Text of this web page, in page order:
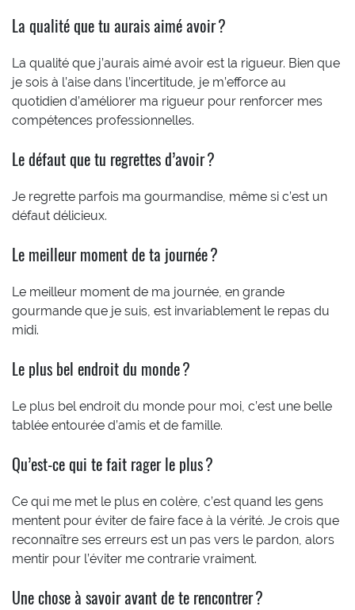
La qualité que tu aurais aimé avoir ?
La qualité que j’aurais aimé avoir est la rigueur. Bien que
je sois à l’aise dans l’incertitude, je m’efforce au
quotidien d’améliorer ma rigueur pour renforcer mes
compétences professionnelles.
Le défaut que tu regrettes d’avoir ?
Je regrette parfois ma gourmandise, même si c’est un
défaut délicieux.
Le meilleur moment de ta journée ?
Le meilleur moment de ma journée, en grande
gourmande que je suis, est invariablement le repas du
midi.
Le plus bel endroit du monde ?
Le plus bel endroit du monde pour moi, c’est une belle
tablée entourée d’amis et de famille.
Qu’est-ce qui te fait rager le plus ?
Ce qui me met le plus en colère, c’est quand les gens
mentent pour éviter de faire face à la vérité. Je crois que
reconnaître ses erreurs est un pas vers le pardon, alors
mentir pour l’éviter me contrarie vraiment.
Une chose à savoir avant de te rencontrer ?